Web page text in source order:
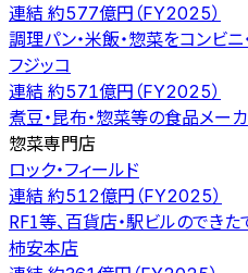
連結 約577億円（FY2025）
調理パン・米飯・惣菜をコンビ
フジッコ
連結 約571億円（FY2025）
煮豆・昆布・惣菜等の食品メー
惣菜専門店
ロック・フィールド
連結 約512億円（FY2025）
RF1等、百貨店・駅ビルのでき
柿安本店